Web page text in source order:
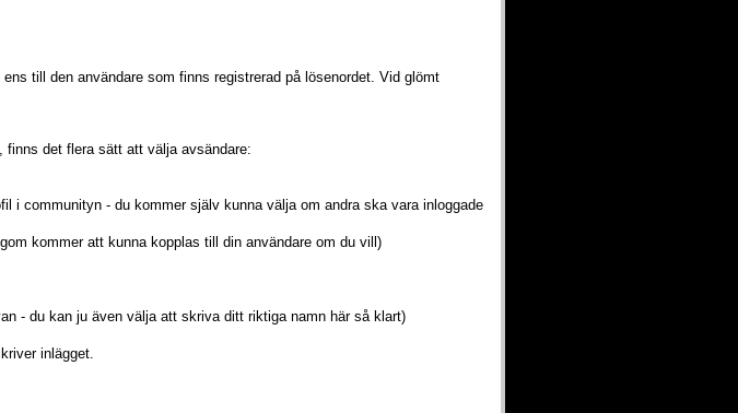
till den användare som finns registrerad på lösenordet. Vid glömt
det flera sätt att välja avsändare:
i communityn - du kommer själv kunna välja om andra ska vara inloggade
kommer att kunna kopplas till din användare om du vill)
- du kan ju även välja att skriva ditt riktiga namn här så klart)
inlägget.